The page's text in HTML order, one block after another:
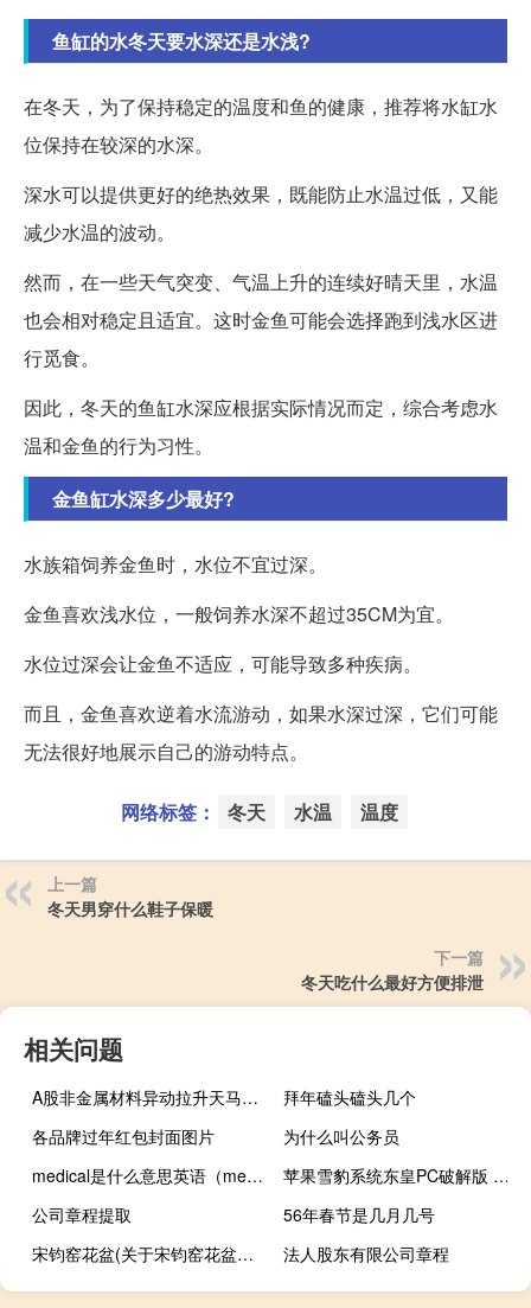
鱼缸的水冬天要水深还是水浅?
在冬天，为了保持稳定的温度和鱼的健康，推荐将水缸水
位保持在较深的水深。
深水可以提供更好的绝热效果，既能防止水温过低，又能
减少水温的波动。
然而，在一些天气突变、气温上升的连续好晴天里，水温
也会相对稳定且适宜。这时金鱼可能会选择跑到浅水区进
行觅食。
因此，冬天的鱼缸水深应根据实际情况而定，综合考虑水
温和金鱼的行为习性。
金鱼缸水深多少最好?
水族箱饲养金鱼时，水位不宜过深。
金鱼喜欢浅水位，一般饲养水深不超过35CM为宜。
水位过深会让金鱼不适应，可能导致多种疾病。
而且，金鱼喜欢逆着水流游动，如果水深过深，它们可能
无法很好地展示自己的游动特点。
网络标签： 冬天 水温 温度
上一篇
冬天男穿什么鞋子保暖
下一篇
冬天吃什么最好方便排泄
相关问题
A股非金属材料异动拉升天马新材涨超26%联瑞新材、索通发展、齐鲁华信等跟涨
拜年磕头磕头几个
各品牌过年红包封面图片
为什么叫公务员
medical是什么意思英语（medical是什么意思）
苹果雪豹系统东皇PC破解版 V10.8.5 中文免费版（苹果雪豹系统东皇PC破解版 V10.8.5 中文免费版功能简介）
公司章程提取
56年春节是几月几号
宋钧窑花盆(关于宋钧窑花盆简述)
法人股东有限公司章程